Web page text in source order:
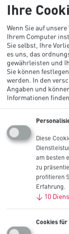
Wir helfen
Fragen
Um mehr über die
erfahren, füllen Sie
in Verbindung
Oder rufen Sie uns
E-mail
Vorname *
Nachname*
Name des
Jahresbedarf
Ihre
Wenn Sie auf
Ihrem Computer
Sie selbst, Ihre
es uns, das
gewährleisten und
Sie können
werden. In den
Angaben und
Informationen
Diese
am besten
zu
profitieren
Erfahrung.
↓ 10
Cookies